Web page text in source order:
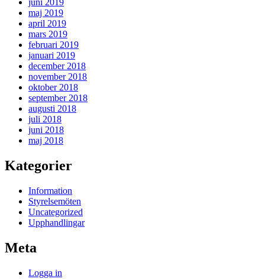
juni 2019
maj 2019
april 2019
mars 2019
februari 2019
januari 2019
december 2018
november 2018
oktober 2018
september 2018
augusti 2018
juli 2018
juni 2018
maj 2018
Kategorier
Information
Styrelsemöten
Uncategorized
Upphandlingar
Meta
Logga in